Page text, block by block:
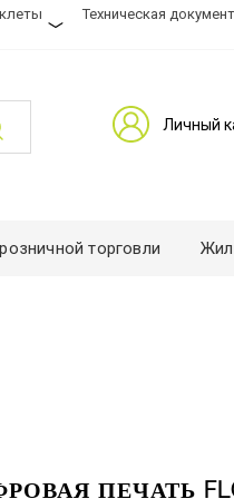
Техническая
Личный
торговли
ПЕЧАТЬ